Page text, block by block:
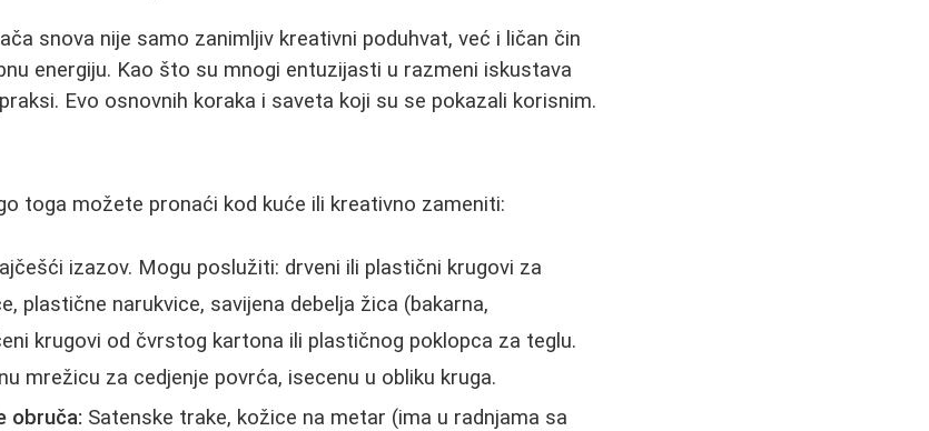
snova nije samo zanimljiv kreativni poduhvat, već i ličan čin
energiju. Kao što su mnogi entuzijasti u razmeni iskustava
Evo osnovnih koraka i saveta koji su se pokazali korisnim.
toga možete pronaći kod kuće ili kreativno zameniti:
izazov. Mogu poslužiti: drveni ili plastični krugovi za
plastične narukvice, savijena debelja žica (bakarna,
krugovi od čvrstog kartona ili plastičnog poklopca za teglu.
mrežicu za cedjenje povrća, isecenu u obliku kruga.
obruča: Satenske trake, kožice na metar (ima u radnjama sa